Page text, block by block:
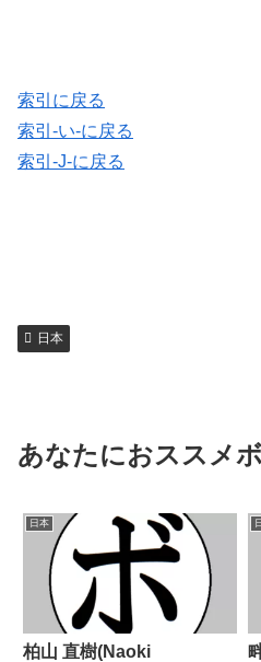
索引に戻る
索引-い-に戻る
索引-J-に戻る
日本
あなたにおススメ
日本
柏山 直樹(Naoki